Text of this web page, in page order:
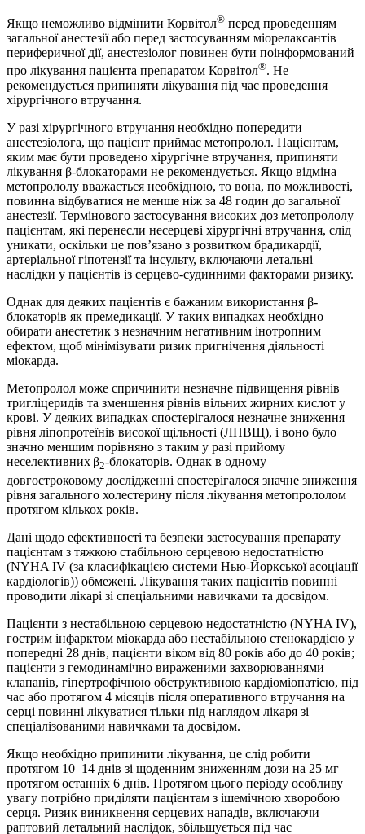
Якщо неможливо відмінити Корвітол® перед проведенням
загальної анестезії або перед застосуванням міорелаксантів
периферичної дії, анестезіолог повинен бути поінформований
про лікування пацієнта препаратом Корвітол®. Не
рекомендується припиняти лікування під час проведення
хірургічного втручання.
У разі хірургічного втручання необхідно попередити
анестезіолога, що пацієнт приймає метопролол. Пацієнтам,
яким має бути проведено хірургічне втручання, припиняти
лікування β-блокаторами не рекомендується. Якщо відміна
метопрололу вважається необхідною, то вона, по можливості,
повинна відбуватися не менше ніж за 48 годин до загальної
анестезії. Термінового застосування високих доз метопрололу
пацієнтам, які перенесли несерцеві хірургічні втручання, слід
уникати, оскільки це пов’язано з розвитком брадикардії,
артеріальної гіпотензії та інсульту, включаючи летальні
наслідки у пацієнтів із серцево-судинними факторами ризику.
Однак для деяких пацієнтів є бажаним використання β-
блокаторів як премедикації. У таких випадках необхідно
обирати анестетик з незначним негативним інотропним
ефектом, щоб мінімізувати ризик пригнічення діяльності
міокарда.
Метопролол може спричинити незначне підвищення рівнів
тригліцеридів та зменшення рівнів вільних жирних кислот у
крові. У деяких випадках спостерігалося незначне зниження
рівня ліпопротеїнів високої щільності (ЛПВЩ), і воно було
значно меншим порівняно з таким у разі прийому
неселективних β2-блокаторів. Однак в одному
довгостроковому дослідженні спостерігалося значне зниження
рівня загального холестерину після лікування метопрололом
протягом кількох років.
Дані щодо ефективності та безпеки застосування препарату
пацієнтам з тяжкою стабільною серцевою недостатністю
(NYHA IV (за класифікацією системи Нью-Йоркської асоціації
кардіологів)) обмежені. Лікування таких пацієнтів повинні
проводити лікарі зі спеціальними навичками та досвідом.
Пацієнти з нестабільною серцевою недостатністю (NYHA IV),
гострим інфарктом міокарда або нестабільною стенокардією у
попередні 28 днів, пацієнти віком від 80 років або до 40 років;
пацієнти з гемодинамічно вираженими захворюваннями
клапанів, гіпертрофічною обструктивною кардіоміопатією, під
час або протягом 4 місяців після оперативного втручання на
серці повинні лікуватися тільки під наглядом лікаря зі
спеціалізованими навичками та досвідом.
Якщо необхідно припинити лікування, це слід робити
протягом 10–14 днів зі щоденним зниженням дози на 25 мг
протягом останніх 6 днів. Протягом цього періоду особливу
увагу потрібно приділяти пацієнтам з ішемічною хворобою
серця. Ризик виникнення серцевих нападів, включаючи
раптовий летальний наслідок, збільшується під час